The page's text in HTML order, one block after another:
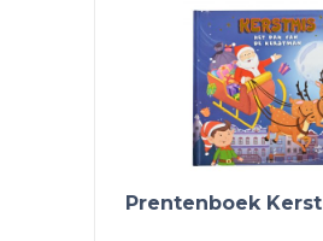
Prentenboek Kerst